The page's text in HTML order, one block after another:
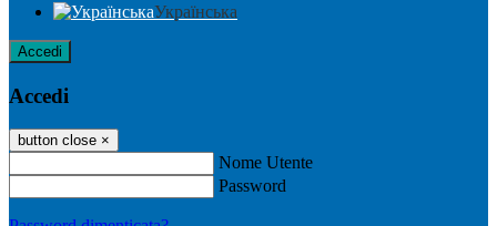
Українська
Accedi
Accedi
button close ×
Nome Utente
Password